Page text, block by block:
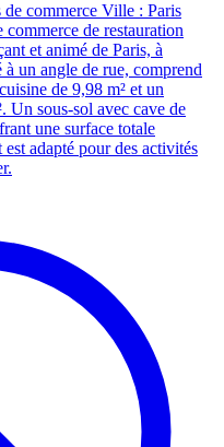
commerce Ville : Paris
de restauration
et animé de Paris, à
un angle de rue, comprend
de 9,98 m² et un
Un sous-sol avec cave de
une surface totale
adapté pour des activités